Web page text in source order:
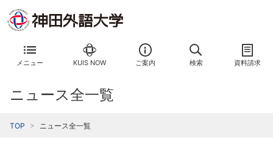
メニュー KUIS NOW ご案内 検索 資料請求
ニュース全一覧
TOP ニュース全一覧